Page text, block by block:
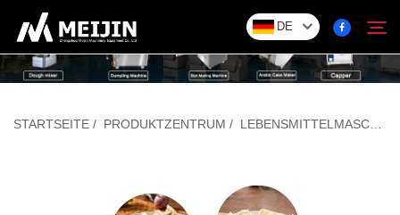
DE
Unternehmen
STARTSEITE / PRODUKTZENTRUM / LEBENSMITTELMASCHINEN